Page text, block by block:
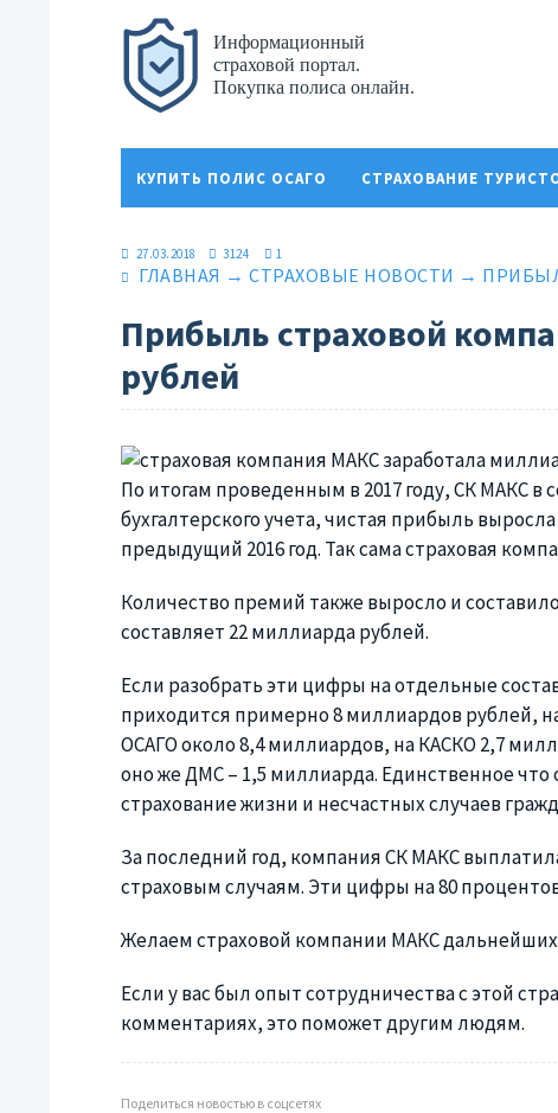
КУПИТЬ ПОЛИС ОСАГО СТРАХОВАНИЕ
27.03.2018 3124 1
ГЛАВНАЯ → СТРАХОВЫЕ НОВОСТИ →
Прибыль страховой
рублей
По итогам проведенным в 2017 году, СК МАКС в
бухгалтерского учета, чистая прибыль
предыдущий 2016 год. Так сама страховая
Количество премий также выросло и
составляет 22 миллиарда рублей.
Если разобрать эти цифры на отдельные
приходится примерно 8 миллиардов рублей,
ОСАГО около 8,4 миллиардов, на КАСКО 2,7
оно же ДМС – 1,5 миллиарда. Единственное
страхование жизни и несчастных случаев
За последний год, компания СК МАКС
страховым случаям. Эти цифры на 80
Желаем страховой компании МАКС
Если у вас был опыт сотрудничества с этой
комментариях, это поможет другим людям.
Поделиться новостью в соцсетях